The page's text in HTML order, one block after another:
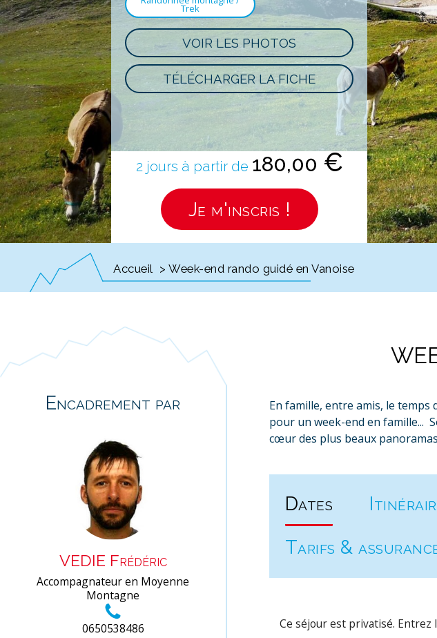
Trek
VOIR LES PHOTOS
TÉLÉCHARGER LA FICHE
2 jours à partir de 180,00 €
Je m'inscris !
Accueil > Week-end rando guidé en Vanoise
Encadrement par
VEDIE Frédéric
Accompagnateur en Moyenne
Montagne
0650538486
En famille, entre amis, le
pour un week-end en famille...
cœur des plus beaux
Dates
Tarifs &
Ce séjour est privatisé. Entrez